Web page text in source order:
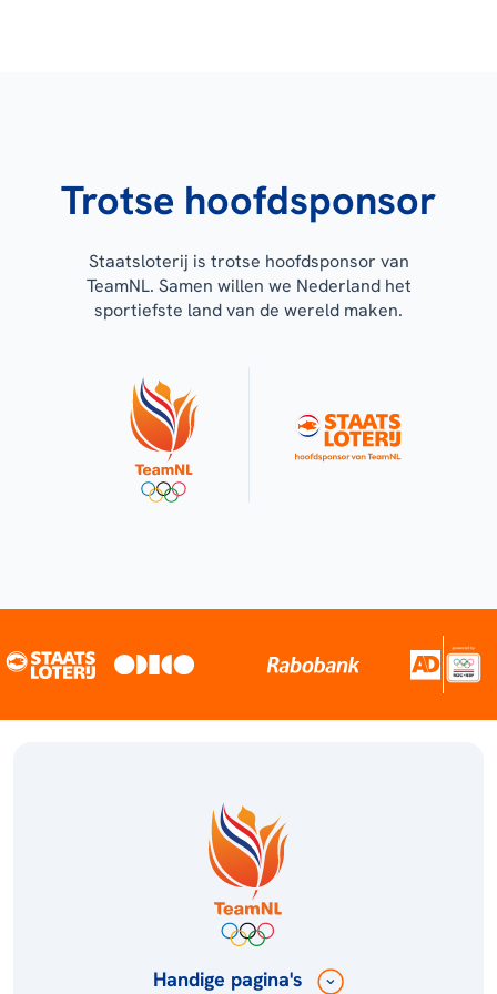
Trotse hoofdsponsor
Staatsloterij is trotse hoofdsponsor van
TeamNL. Samen willen we Nederland het
sportiefste land van de wereld maken.
Handige pagina's